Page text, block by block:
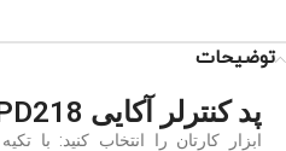
توضیحات
پد کنترلر آکایی Akai MPD218
ابزار کارتان را انتخاب کنید: با